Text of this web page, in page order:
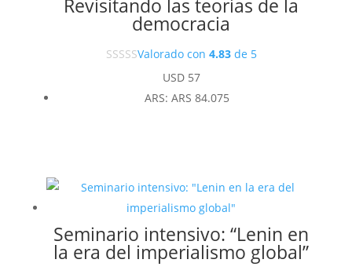
Revisitando las teorías de la
democracia
Valorado con 4.83de 5
USD57
ARS: ARS 84.075
Seminario intensivo: “Lenin en
la era del imperialismo global”